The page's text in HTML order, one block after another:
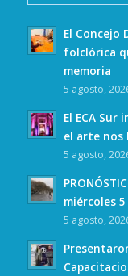
El Concejo
folclórica
memoria
5 agosto,
El ECA
el arte nos
5 agosto,
miércoles
5 agosto,